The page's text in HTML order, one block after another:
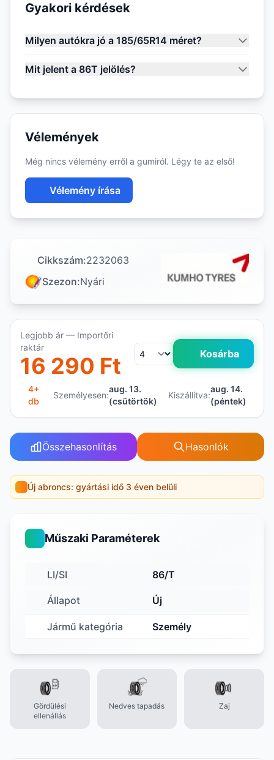
Gyakori kérdések
Milyen autókra jó a 185/65R14 méret?
Mit jelent a 86T jelölés?
Vélemények
Még nincs vélemény erről a gumiról. Légy te az első!
Vélemény írása
Cikkszám:2232063
Szezon:Nyári
Legjobb ár — Importőri
raktár
16 290 Ft Kosárba
4+
db
Személyesen:
aug. 13.
(csütörtök)
Kiszállítva:
aug. 14.
(péntek)
Összehasonlítás Hasonlók
Új abroncs: gyártási idő 3 éven belüli
Műszaki Paraméterek
LI/SI 86/T
Állapot Új
Jármű kategória Személy
Gördülési
ellenállás
Nedves tapadás Zaj